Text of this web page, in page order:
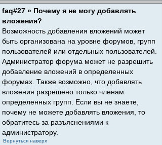
faq#27 » Почему я не могу добавлять
вложения?
Возможность добавления вложений может
быть организована на уровне форумов, групп
пользователей или отдельных пользователей.
Администратор форума может не разрешить
добавление вложений в определенных
форумах. Также возможно, что добавлять
вложения разрешено только членам
определенных групп. Если вы не знаете,
почему не можете добавлять вложения, то
обратитесь за разъяснениями к
администратору.
Вернуться наверх